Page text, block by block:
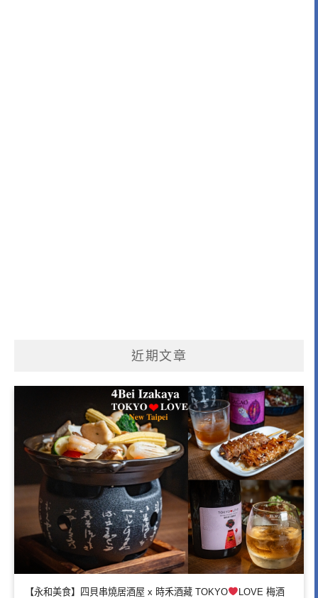
近期文章
【永和美食】四貝串燒居酒屋 x 時禾酒藏 TOKYO
LOVE 梅酒